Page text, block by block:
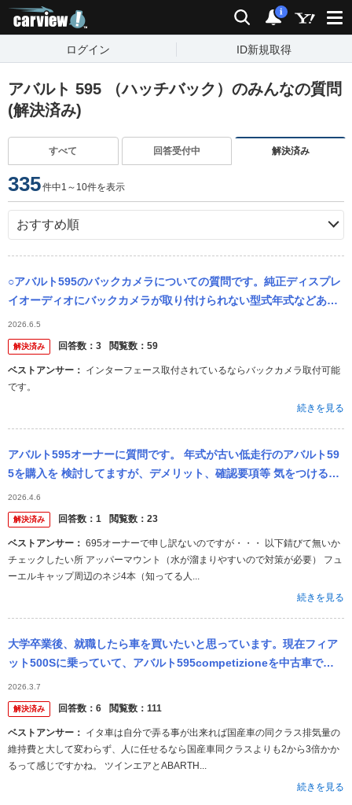
検索 通知
i
ログイン ID新規取得
アバルト 595 （ハッチバック）のみんなの質問
(解決済み)
すべて 回答受付中 解決済み
335件中1～10件を表示
○アバルト595のバックカメラについての質問です。純正ディスプレ
イオーディオにバックカメラが取り付けられない型式年式などあり
ますか? 社外ナビに変えないとバックカメラ取り付け不可と車屋さ
んに言わ...
2026.6.5
解決済み 回答数： 3 閲覧数： 59
ベストアンサー：
です。
続きを見る
アバルト595オーナーに質問です。 年式が古い低走行のアバルト59
5を購入を 検討してますが、デメリット、確認要項等 気をつける点
をご教示願えますでしょうか。
2026.4.6
解決済み 回答数： 1 閲覧数： 23
ベストアンサー：
チェックしたい所 アッパーマウント（水が溜まりやすいので対策が必要） フュ
ーエルキャップ周辺のネジ4本（知ってる人...
続きを見る
大学卒業後、就職したら車を買いたいと思っています。現在フィア
ット500Sに乗っていて、アバルト595competizioneを中古車で買
いたいと思っています。他におすすめの車はありますか？ また...
2026.3.7
解決済み 回答数： 6 閲覧数： 111
ベストアンサー：
維持費と大して変わらず、人に任せるなら国産車同クラスよりも2から3倍かか
るって感じですかね。 ツインエアとABARTH...
続きを見る